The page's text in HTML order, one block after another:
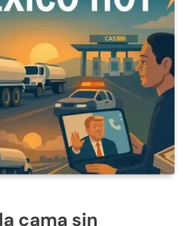
cama sin